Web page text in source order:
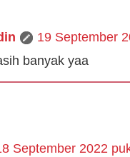
19 September
banyak yaa
September 2022